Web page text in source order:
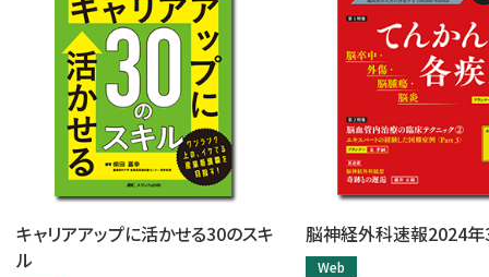
キャリアアップに活かせる30のスキ
ル
脳神経外科速報2024
Web